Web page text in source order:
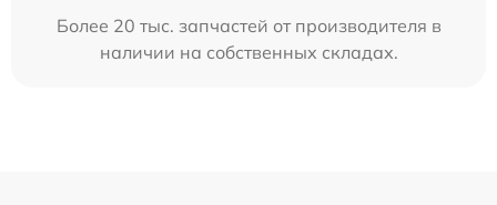
Более 20 тыс. запчастей от производителя в
наличии на собственных складах.